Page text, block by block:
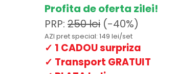
Profita de oferta zilei!
PRP: 250 lei (-40%)
AZI pret special: 149 lei/set
✓ 1 CADOU surpriza
✓ Transport GRATUIT